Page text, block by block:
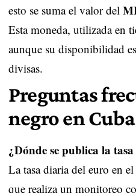
esto se suma el valor del
Esta moneda, utilizada en
aunque su disponibilidad
divisas.
Preguntas
negro en Cuba
¿Dónde se publica la
La tasa diaria del euro en
que realiza un monitoreo